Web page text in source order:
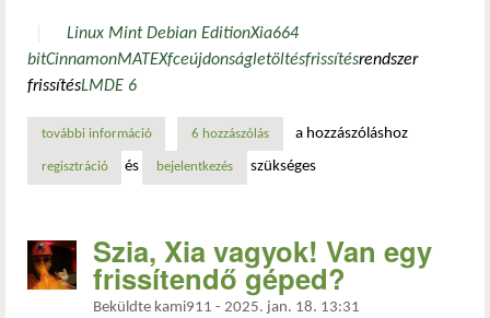
Linux Mint Debian EditionXia664
bitCinnamonMATEXfceújdonságletöltésfrissítésrendszer
frissítésLMDE 6
további információa cinnamon 6.4 megérkezett az lmde 6 „faye” kiadásba
6 hozzászólás a hozzászóláshoz
regisztráció és bejelentkezés szükséges
Szia, Xia vagyok! Van egy
frissítendő géped?
Beküldte kami911 - 2025. jan. 18. 13:31